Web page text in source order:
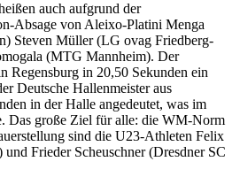
auch aufgrund der
Absage von Aleixo-Platini Menga
Steven Müller (LG ovag Friedberg-
(MTG Mannheim). Der
Regensburg in 20,50 Sekunden ein
Deutsche Hallenmeister aus
in der Halle angedeutet, was im
Das große Ziel für alle: die WM-Norm
sind die U23-Athleten Felix
Frieder Scheuschner (Dresdner SC